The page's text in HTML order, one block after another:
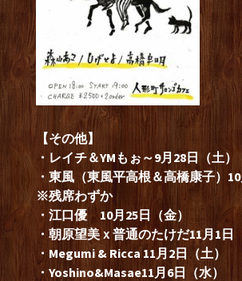
【その他】
・レイチ＆YMもぉ～9月28日（土）
・東風（東風平高根＆高橋康子）10
※残席わずか
・江口優 10月25日（金）
・朝原望美ｘ普通のたけだ11月1日
・Megumi & Ricca 11月2日（土）
・Yoshino&Masae11月6日（水）